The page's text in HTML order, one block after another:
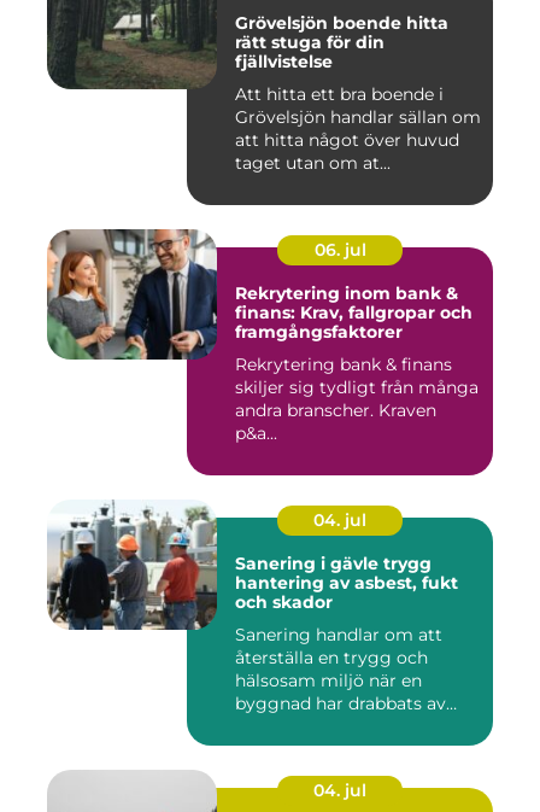
Grövelsjön boende hitta
rätt stuga för din
fjällvistelse
Att hitta ett bra boende i
Grövelsjön handlar sällan om
att hitta något över huvud
taget utan om at...
06. jul
Rekrytering inom bank &
finans: Krav, fallgropar och
framgångsfaktorer
Rekrytering bank & finans
skiljer sig tydligt från många
andra branscher. Kraven
p&a...
04. jul
Sanering i gävle trygg
hantering av asbest, fukt
och skador
Sanering handlar om att
återställa en trygg och
hälsosam miljö när en
byggnad har drabbats av
04. jul